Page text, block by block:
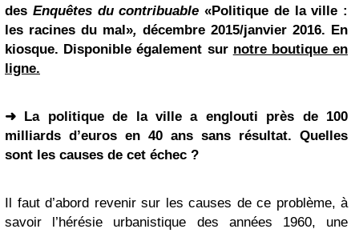
des Enquêtes du contribuable «Politique de la ville :
les racines du mal», décembre 2015/janvier 2016. En
kiosque. Disponible également sur notre boutique en
ligne.
➜ La politique de la ville a englouti près de 100
milliards d’euros en 40 ans sans résultat. Quelles
sont les causes de cet échec ?
Il faut d’abord revenir sur les causes de ce problème, à
savoir l’hérésie urbanistique des années 1960, une